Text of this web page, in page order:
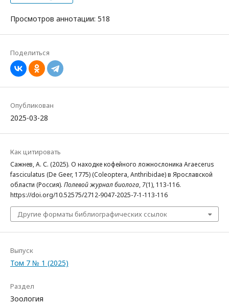
Просмотров аннотации: 518
Поделиться
Опубликован
2025-03-28
Как цитировать
Сажнев, А. С. (2025). О находке кофейного ложнослоника Araecerus
fasciculatus (De Geer, 1775) (Coleoptera, Anthribidae) в Ярославской
области (Россия). Полевой журнал биолога, 7(1), 113-116.
https://doi.org/10.52575/2712-9047-2025-7-1-113-116
Другие форматы библиографических ссылок
Выпуск
Том 7 № 1 (2025)
Раздел
Зоология